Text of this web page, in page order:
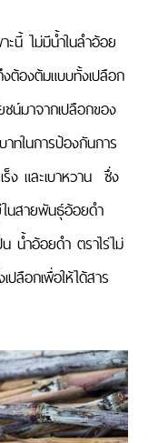
ะนี้ ไม่มีน้ำในลำอ้อย
งต้องต้มแบบทั้งเปลือก
น์มาจากเปลือกของ
ทในการป้องกันการ
ร็ง และเบาหวาน ซึ่ง
ในสายพันธุ์อ้อยดำ
น้ำอ้อยดำ ตราไร่ไม่
ลือกเพื่อให้ได้สาร